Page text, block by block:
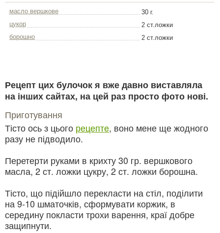
масло вершкове
30 г.
цукор
2 ст.ложки
борошно
2 ст.ложки
Рецепт цих булочок я вже давно виставляла
на інших сайтах, на цей раз просто фото нові.
Приготування
Тісто ось з цього рецептe, воно мене ще жодного
разу не підводило.
Перетерти руками в крихту 30 гр. вершкового
масла, 2 ст. ложки цукру, 2 ст. ложки борошна.
Тісто, що підійшло перекласти на стіл, поділити
на 9-10 шматочків, сформувати коржик, в
середину покласти трохи варення, краї добре
защипнути.